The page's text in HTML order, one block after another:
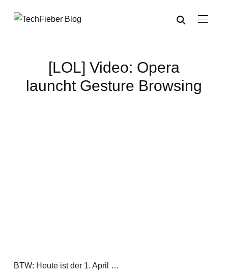
[LOL] Video: Opera
launcht Gesture Browsing
BTW: Heute ist der 1. April …